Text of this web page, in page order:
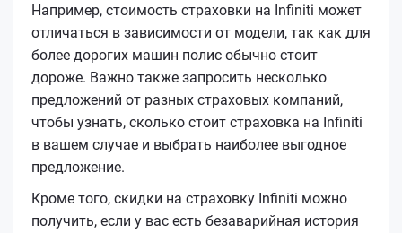
Например, стоимость страховки на Infiniti может
отличаться в зависимости от модели, так как для
более дорогих машин полис обычно стоит
дороже. Важно также запросить несколько
предложений от разных страховых компаний,
чтобы узнать, сколько стоит страховка на Infiniti
в вашем случае и выбрать наиболее выгодное
предложение.
Кроме того, скидки на страховку Infiniti можно
получить, если у вас есть безаварийная история